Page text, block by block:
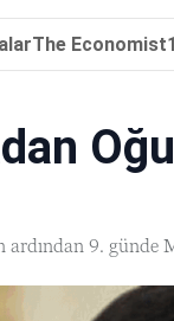
The Economist
9. günde